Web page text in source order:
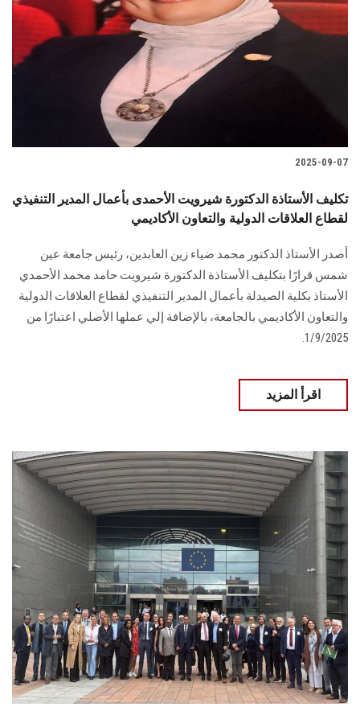
2025-09-07
تكليف الأستاذة الدكتورة شيرويت الأحمدى بأعمال المدير التنفيذي
لقطاع العلاقات الدولية والتعاون الأكاديمي
أصدر الأستاذ الدكتور محمد ضياء زين العابدين، رئيس جامعة عين
شمس قرارًا بتكليف الأستاذة الدكتورة شيرويت حامد محمد الأحمدي
الأستاذ بكلية الصيدلة بأعمال المدير التنفيذي لقطاع العلاقات الدولية
والتعاون الأكاديمي بالجامعة، بالإضافة إلي عملها الأصلي اعتبارًا من
1/9/2025.
اقرأ المزيد